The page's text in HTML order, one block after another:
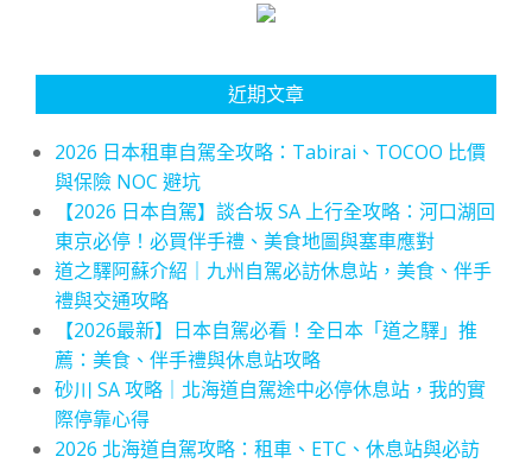
近期文章
2026 日本租車自駕全攻略：Tabirai、TOCOO 比價
與保險 NOC 避坑
【2026 日本自駕】談合坂 SA 上行全攻略：河口湖回
東京必停！必買伴手禮、美食地圖與塞車應對
道之驛阿蘇介紹｜九州自駕必訪休息站，美食、伴手
禮與交通攻略
【2026最新】日本自駕必看！全日本「道之驛」推
薦：美食、伴手禮與休息站攻略
砂川 SA 攻略｜北海道自駕途中必停休息站，我的實
際停靠心得
2026 北海道自駕攻略：租車、ETC、休息站與必訪